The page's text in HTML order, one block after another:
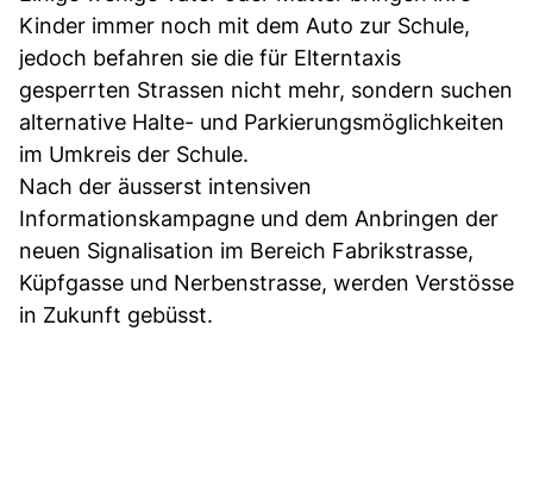
Kinder immer noch mit dem Auto zur Schule,
jedoch befahren sie die für Elterntaxis
gesperrten Strassen nicht mehr, sondern suchen
alternative Halte- und Parkierungsmöglichkeiten
im Umkreis der Schule.
Nach der äusserst intensiven
Informationskampagne und dem Anbringen der
neuen Signalisation im Bereich Fabrikstrasse,
Küpfgasse und Nerbenstrasse, werden Verstösse
in Zukunft gebüsst.